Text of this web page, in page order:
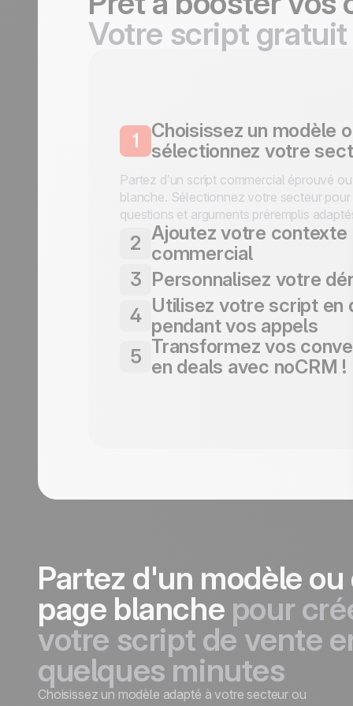
Votre script
1
Choisissez un modèle
sélectionnez votre
Partez d’un script commercial éprouvé ou
blanche. Sélectionnez votre secteur pour
questions et arguments préremplis
2 Ajoutez votre contexte
commercial
Définissez votre offre, votre cible et vos
adapter le script à vos conversations de
3 Personnalisez votre
Modifiez les questions, le traitement des
les arguments selon la manière dont
4 Utilisez votre script en
pendant vos appels
Gardez votre script ouvert pendant vos
rester structuré, confiant et cohérent à
5 Transformez vos
en deals avec noCRM !
Capturez vos leads, suivez vos relances
chaque prochaine étape dans noCRM.
Partez d'un modèle
page blanche pour
votre script de vente
quelques minutes
Choisissez un modèle adapté à votre secteur ou